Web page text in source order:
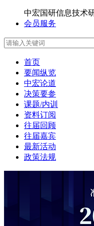
中宏国研信息技术
会员服务
首页
要闻纵览
中宏论道
决策要参
课题/内训
资料订阅
往届回顾
往届嘉宾
最新活动
政策法规